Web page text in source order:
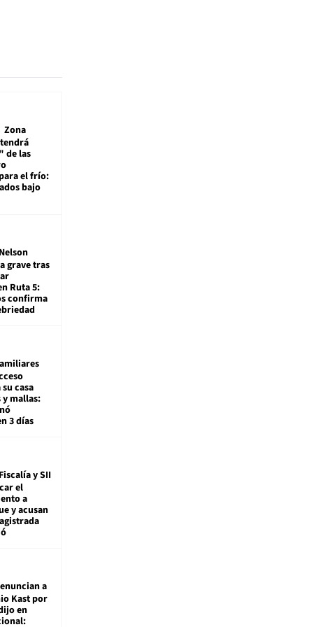
Zona
de las
el frío:
bajo
Nelson
grave tras
Ruta 5:
confirma
casa
mallas:
3 días
Fiscalía y SII
el
a
y acusan
a
Kast por
en